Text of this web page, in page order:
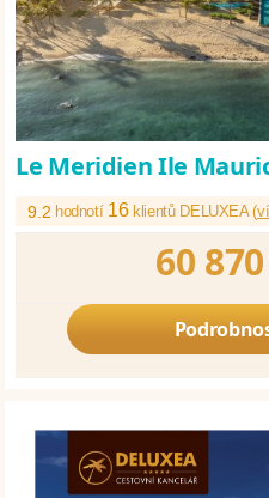
Le Meridien Ile
9.2 hodnotí 16klientů DELUXEA (
60 870